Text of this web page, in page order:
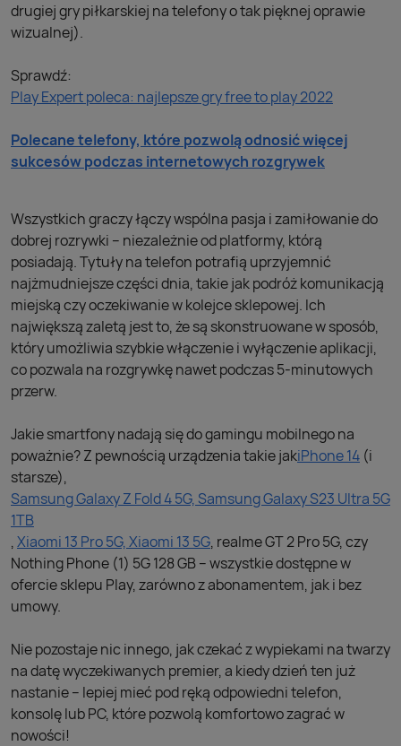
drugiej gry piłkarskiej na telefony o tak pięknej oprawie
wizualnej).
Sprawdź:
Play Expert poleca: najlepsze gry free to play 2022
Polecane telefony, które pozwolą odnosić więcej
sukcesów podczas internetowych rozgrywek
Wszystkich graczy łączy wspólna pasja i zamiłowanie do
dobrej rozrywki – niezależnie od platformy, którą
posiadają. Tytuły na telefon potrafią uprzyjemnić
najżmudniejsze części dnia, takie jak podróż komunikacją
miejską czy oczekiwanie w kolejce sklepowej. Ich
największą zaletą jest to, że są skonstruowane w sposób,
który umożliwia szybkie włączenie i wyłączenie aplikacji,
co pozwala na rozgrywkę nawet podczas 5-minutowych
przerw.
Jakie smartfony nadają się do gamingu mobilnego na
poważnie? Z pewnością urządzenia takie jakiPhone 14 (i
starsze),
Samsung Galaxy Z Fold 4 5G, Samsung Galaxy S23 Ultra 5G
1TB
,Xiaomi 13 Pro 5G, Xiaomi 13 5G, realme GT 2 Pro 5G, czy
Nothing Phone (1) 5G 128 GB – wszystkie dostępne w
ofercie sklepu Play, zarówno z abonamentem, jak i bez
umowy.
Nie pozostaje nic innego, jak czekać z wypiekami na twarzy
na datę wyczekiwanych premier, a kiedy dzień ten już
nastanie – lepiej mieć pod ręką odpowiedni telefon,
konsolę lub PC, które pozwolą komfortowo zagrać w
nowości!